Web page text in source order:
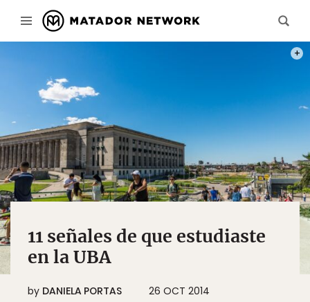
11 señales de que estudiaste
en la UBA
by DANIELA PORTAS 26 OCT 2014